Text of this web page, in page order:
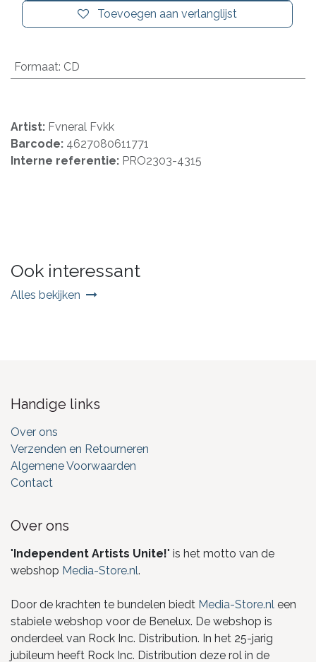
Toevoegen aan verlanglijst
Formaat: CD
Artist: Fvneral Fvkk
Barcode: 4627080611771
Interne referentie: PRO2303-4315
Ook interessant
Alles bekijken
Handige links
Over ons
Verzenden en Retourneren
Algemene Voorwaarden
Contact
Over ons
"Independent Artists Unite!" is het motto van de
webshop Media-Store.nl.
Door de krachten te bundelen biedt Media-Store.nl een
stabiele webshop voor de Benelux. De webshop is
onderdeel van Rock Inc. Distribution. In het 25-jarig
jubileum heeft Rock Inc. Distribution deze rol in de